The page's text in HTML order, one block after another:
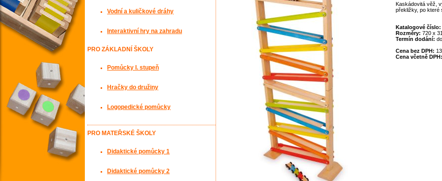
Kaskádovitá věž,
překližky, po které
Katalogové číslo:
Rozměry: 720 x
Termín dodání:
Cena bez DPH:
Cena včetně
Vodní a kuličkové dráhy
Interaktivní hry na zahradu
PRO ZÁKLADNÍ ŠKOLY
Pomůcky I. stupeň
Hračky do družiny
Logopedické pomůcky
PRO MATEŘSKÉ ŠKOLY
Didaktické pomůcky 1
Didaktické pomůcky 2